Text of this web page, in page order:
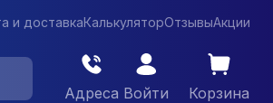
и доставкаКалькуляторОтзывыАкции
Адреса Войти Корзина